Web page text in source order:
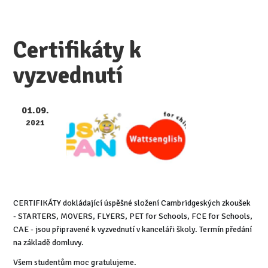
Certifikáty k
vyzvednutí
01.09.
2021
CERTIFIKÁTY dokládající úspěšné složení Cambridgeských zkoušek
- STARTERS, MOVERS, FLYERS, PET for Schools, FCE for Schools,
CAE - jsou připravené k vyzvednutí v kanceláři školy. Termín předání
na základě domluvy.
Všem studentům moc gratulujeme.